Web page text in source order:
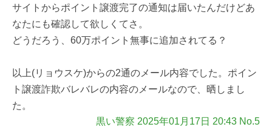
サイトからポイント譲渡完了の通知は届いたんだけどあ
なたにも確認して欲しくてさ。
どうだろう、60万ポイント無事に追加されてる？
以上(リョウスケ)からの2通のメール内容でした。ポイン
ト譲渡詐欺バレバレの内容のメールなので、晒しまし
た。
黒い警察 2025年01月17日 20:43 No.5